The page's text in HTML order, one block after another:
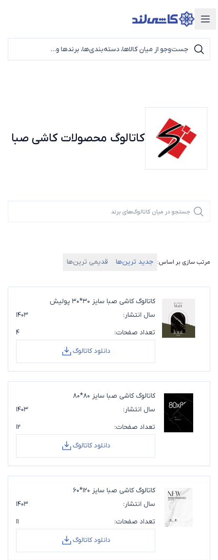
دسته‌بندی محصولات
کاتالوگ محصولاتکاشی صبا
مرتب سازی بر اساس: جدید ترین‌ها قدیمی ترین‌ها
کاتالوگ کاشی صبا سایز 30*30 پولیش
سال انتشار:
۱۴۰۳
تعداد صفحات:
۴
دانلود کاتالوگ
کاتالوگ کاشی صبا سایز 80*80
سال انتشار:
۱۴۰۳
تعداد صفحات:
۱۲
دانلود کاتالوگ
کاتالوگ کاشی صبا سایز 120*60
سال انتشار:
۱۴۰۳
تعداد صفحات:
۱۱
دانلود کاتالوگ